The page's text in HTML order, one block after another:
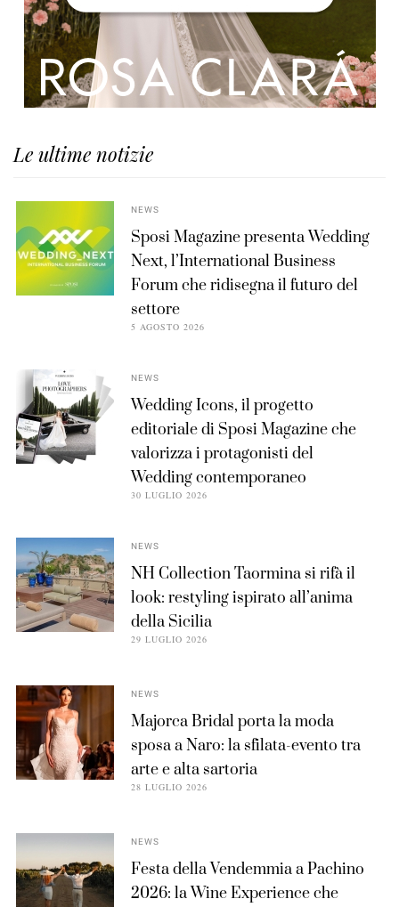
Le ultime notizie
NEWS
Sposi Magazine presenta Wedding
Next, l’International Business
Forum che ridisegna il futuro del
settore
5 AGOSTO 2026
NEWS
Wedding Icons, il progetto
editoriale di Sposi Magazine che
valorizza i protagonisti del
Wedding contemporaneo
30 LUGLIO 2026
NEWS
NH Collection Taormina si rifà il
look: restyling ispirato all’anima
della Sicilia
29 LUGLIO 2026
NEWS
Majorca Bridal porta la moda
sposa a Naro: la sfilata-evento tra
arte e alta sartoria
28 LUGLIO 2026
NEWS
Festa della Vendemmia a Pachino
2026: la Wine Experience che